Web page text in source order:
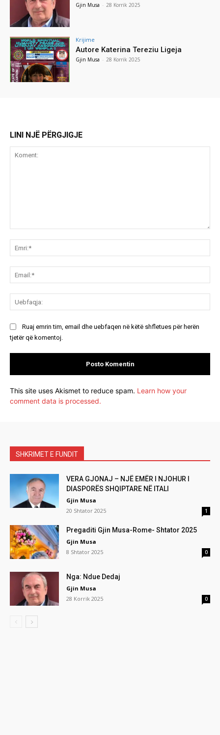
Gjin Musa - 28 Korrik 2025
Krijime
Autore Katerina Tereziu Ligeja
Gjin Musa - 28 Korrik 2025
LINI NJË PËRGJIGJE
Ruaj emrin tim, email dhe uebfaqen në këtë shfletues për herën
tjetër që komentoj.
This site uses Akismet to reduce spam. Learn how your
comment data is processed.
SHKRIMET E FUNDIT
VERA GJONAJ – NJË EMËR I NJOHUR I
DIASPORËS SHQIPTARE NË ITALI
Gjin Musa
20 Shtator 2025
1
Pregaditi Gjin Musa-Rome- Shtator 2025
Gjin Musa
8 Shtator 2025
0
Nga: Ndue Dedaj
Gjin Musa
28 Korrik 2025
0